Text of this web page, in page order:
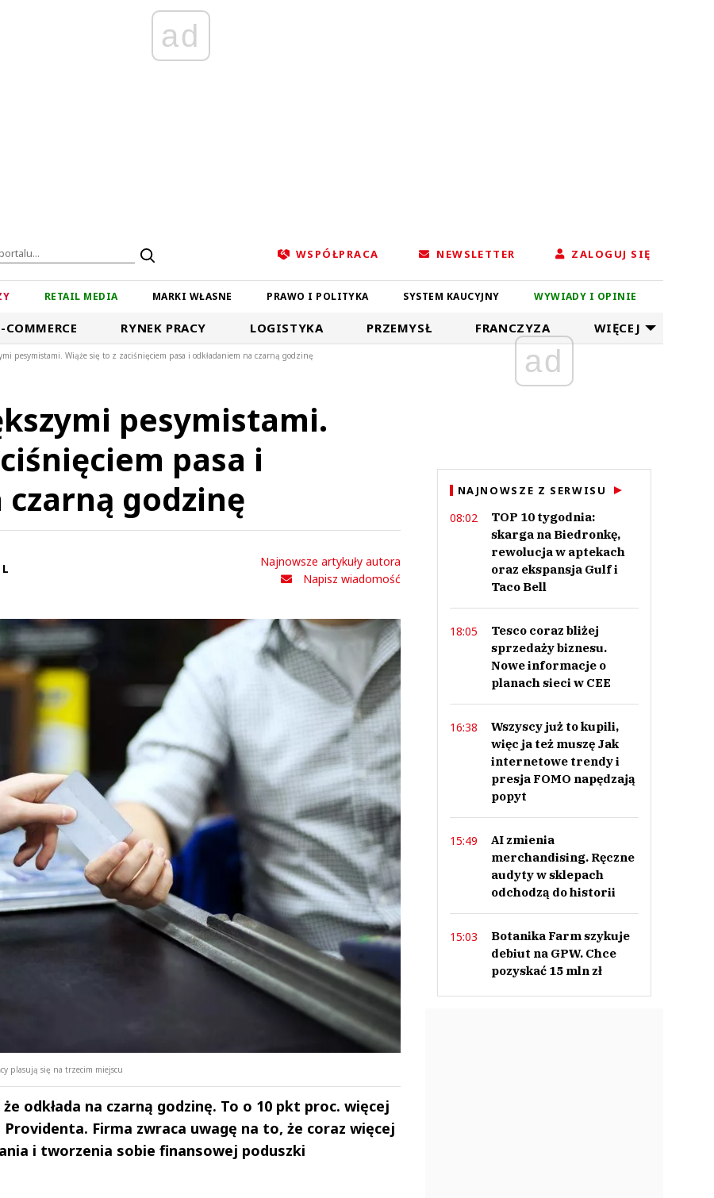
ad
WSPÓŁPRACA NEWSLETTER ZALOGUJ SIĘ
RETAIL MEDIA MARKI WŁASNE PRAWO I POLITYKA SYSTEM KAUCYJNY WYWIADY I OPINIE
COMMERCE RYNEK PRACY LOGISTYKA PRZEMYSŁ FRANCZYZA WIĘCEJ
pesymistami. Wiąże się to z zaciśnięciem pasa i odkładaniem na czarną godzinę
pesymistami.
pasa i
godzinę
Najnowsze artykuły autora
Napisz wiadomość
plasują się na trzecim miejscu
odkłada na czarną godzinę. To o 10 pkt proc. więcej
Firma zwraca uwagę na to, że coraz więcej
i tworzenia sobie finansowej poduszki
ad
NAJNOWSZE Z SERWISU
08:02
TOP 10 tygodnia:
skarga na Biedronkę,
rewolucja w aptekach
oraz ekspansja Gulf i
Taco Bell
18:05
Tesco coraz bliżej
sprzedaży biznesu.
Nowe informacje o
planach sieci w CEE
16:38
Wszyscy już to kupili,
więc ja też muszę Jak
internetowe trendy i
presja FOMO napędzają
popyt
15:49
AI zmienia
merchandising. Ręczne
audyty w sklepach
odchodzą do historii
15:03
Botanika Farm szykuje
debiut na GPW. Chce
pozyskać 15 mln zł